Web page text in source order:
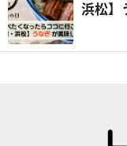
浜松】